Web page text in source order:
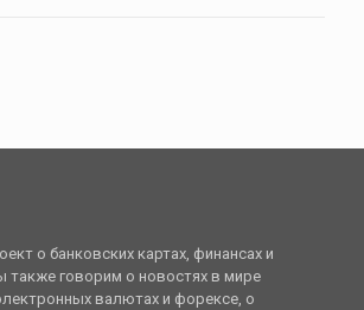
о банковских картах, финансах и
также говорим о новостях в мире
валютах и форексе, о